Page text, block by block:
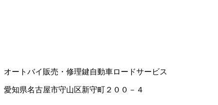
オートバイ販売・修理鍵自動車ロードサービス
愛知県名古屋市守山区新守町２００－４